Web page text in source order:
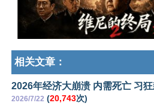
相关文章：
2026年经济大崩溃 内需死亡 习
2026/7/22 (20,743次)